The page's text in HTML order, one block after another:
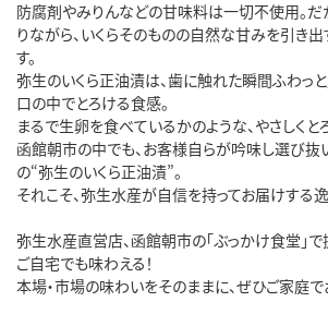
防腐剤やみりんなどの甘味料は一切不使用。だ
りながら、いくらそのものの自然な甘みを引き
す。
弥生のいくら正油漬は、歯に触れた瞬間ふわっ
口の中でとろける食感。
まるで生卵を食べているかのような、やさしくと
函館朝市の中でも、お客様自らが吟味し選び抜い
の“弥生のいくら正油漬”。
それこそ、弥生水産が自信を持ってお届けする逸
弥生水産直営店、函館朝市の「ぶっかけ食堂」で
ご自宅でも味わえる！
本場・市場の味わいをそのままに、ぜひご家庭で